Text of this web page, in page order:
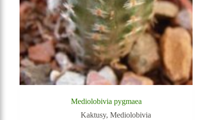
Mediolobivia pygmaea
Kaktusy,Mediolobivia